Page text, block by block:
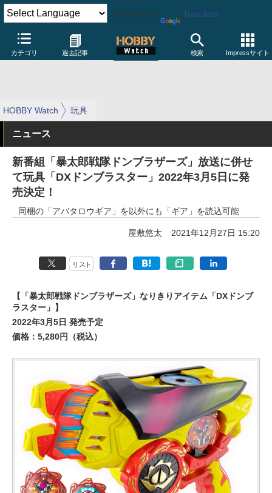
Powered by Translate
カテゴリ 過去記事 検索 Impressサイト
HOBBY Watch 玩具
ニュース
新番組「暴太郎戦隊ドンブラザーズ」放送に併せ
て玩具「DXドンブラスター」2022年3月5日に発
売決定！
同梱の「アバタロウギア」を以外にも「ギア」を読込可能
屋敷悠太 2021年12月27日 15:20
リスト
【「暴太郎戦隊ドンブラザーズ」なりきりアイテム「DXドンブ
ラスター」】
2022年3月5日 発売予定
価格：5,280円（税込）